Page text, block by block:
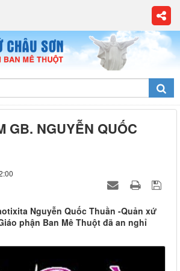
GB. NGUYỄN QUỐC
Nguyễn Quốc Thuần -Quản xứ
phận Ban Mê Thuột đã an nghỉ